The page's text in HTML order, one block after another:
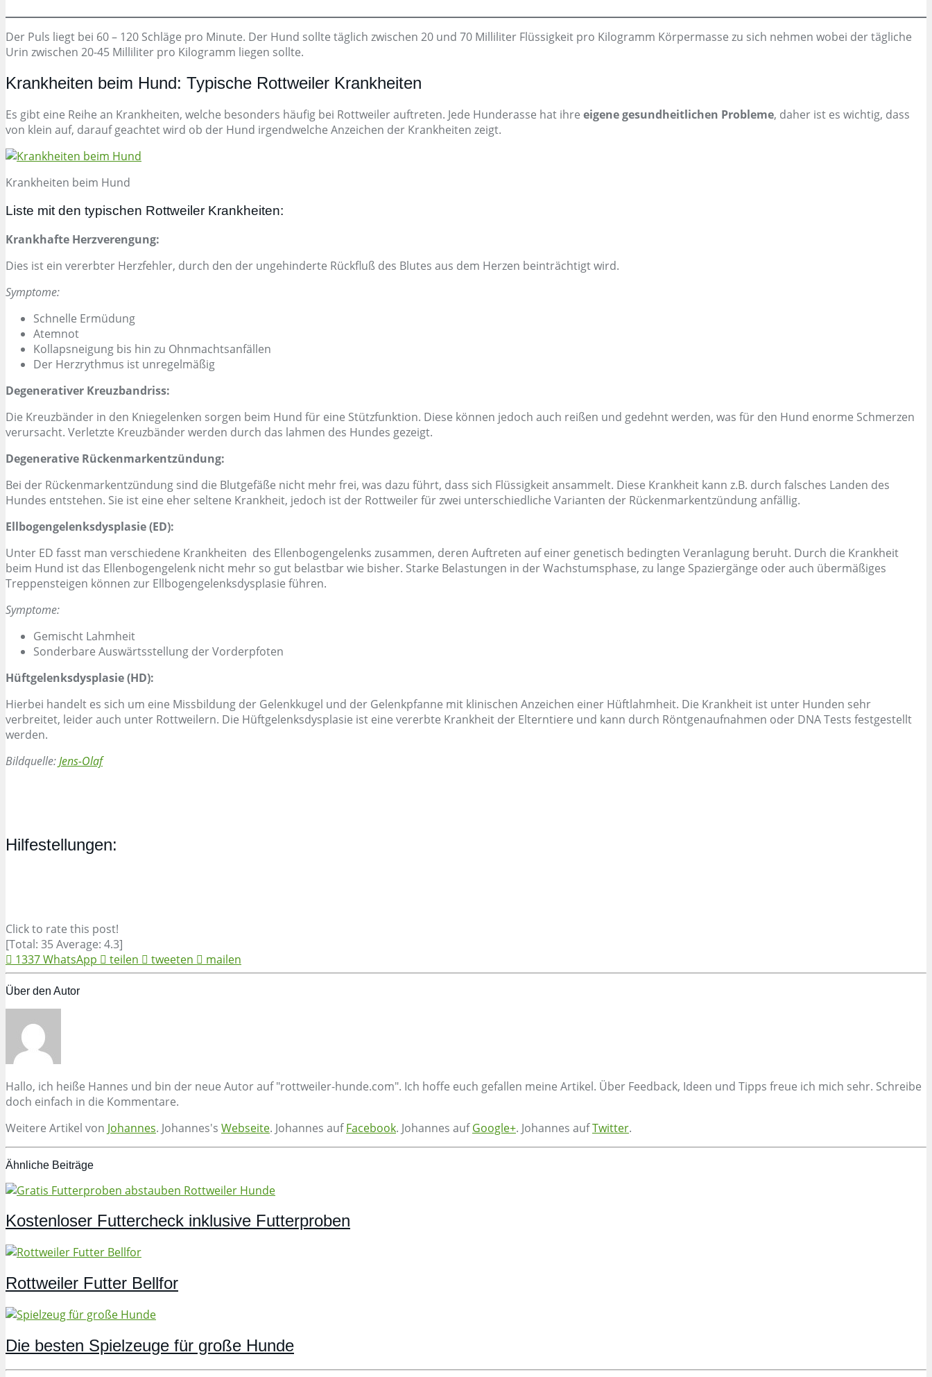
Der Puls liegt bei 60 – 120 Schläge pro Minute. Der Hund sollte täglich zwischen 20 und 70 Milliliter Flüssigkeit pro Kilogramm Körpermasse zu sich nehmen wobei der tägliche
Urin zwischen 20-45 Milliliter pro Kilogramm liegen sollte.
Krankheiten beim Hund: Typische Rottweiler Krankheiten
Es gibt eine Reihe an Krankheiten, welche besonders häufig bei Rottweiler auftreten. Jede Hunderasse hat ihre eigene gesundheitlichen Probleme, daher ist es wichtig, dass
von klein auf, darauf geachtet wird ob der Hund irgendwelche Anzeichen der Krankheiten zeigt.
Krankheiten beim Hund
Liste mit den typischen Rottweiler Krankheiten:
Krankhafte Herzverengung:
Dies ist ein vererbter Herzfehler, durch den der ungehinderte Rückfluß des Blutes aus dem Herzen beinträchtigt wird.
Symptome:
Schnelle Ermüdung
Atemnot
Kollapsneigung bis hin zu Ohnmachtsanfällen
Der Herzrythmus ist unregelmäßig
Degenerativer Kreuzbandriss:
Die Kreuzbänder in den Kniegelenken sorgen beim Hund für eine Stützfunktion. Diese können jedoch auch reißen und gedehnt werden, was für den Hund enorme Schmerzen
verursacht. Verletzte Kreuzbänder werden durch das lahmen des Hundes gezeigt.
Degenerative Rückenmarkentzündung:
Bei der Rückenmarkentzündung sind die Blutgefäße nicht mehr frei, was dazu führt, dass sich Flüssigkeit ansammelt. Diese Krankheit kann z.B. durch falsches Landen des
Hundes entstehen. Sie ist eine eher seltene Krankheit, jedoch ist der Rottweiler für zwei unterschiedliche Varianten der Rückenmarkentzündung anfällig.
Ellbogengelenksdysplasie (ED):
Unter ED fasst man verschiedene Krankheiten des Ellenbogengelenks zusammen, deren Auftreten auf einer genetisch bedingten Veranlagung beruht. Durch die Krankheit
beim Hund ist das Ellenbogengelenk nicht mehr so gut belastbar wie bisher. Starke Belastungen in der Wachstumsphase, zu lange Spaziergänge oder auch übermäßiges
Treppensteigen können zur Ellbogengelenksdysplasie führen.
Symptome:
Gemischt Lahmheit
Sonderbare Auswärtsstellung der Vorderpfoten
Hüftgelenksdysplasie (HD):
Hierbei handelt es sich um eine Missbildung der Gelenkkugel und der Gelenkpfanne mit klinischen Anzeichen einer Hüftlahmheit. Die Krankheit ist unter Hunden sehr
verbreitet, leider auch unter Rottweilern. Die Hüftgelenksdysplasie ist eine vererbte Krankheit der Elterntiere und kann durch Röntgenaufnahmen oder DNA Tests festgestellt
werden.
Bildquelle:Jens-Olaf
Hilfestellungen:
Click to rate this post!
[Total: 35Average: 4.3]
1337WhatsApp teilen tweeten mailen
Über den Autor
Hallo, ich heiße Hannes und bin der neue Autor auf "rottweiler-hunde.com". Ich hoffe euch gefallen meine Artikel. Über Feedback, Ideen und Tipps freue ich mich sehr. Schreibe
doch einfach in die Kommentare.
Weitere Artikel von Johannes. Johannes's Webseite. Johannes aufFacebook. Johannes aufGoogle+. Johannes aufTwitter.
Ähnliche Beiträge
Kostenloser Futtercheck inklusive Futterproben
Rottweiler Futter Bellfor
Die besten Spielzeuge für große Hunde